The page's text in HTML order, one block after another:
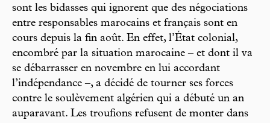
sont les bidasses qui ignorent que des négociations
entre responsables marocains et français sont en
cours depuis la fin août. En effet, l’État colonial,
encombré par la situation marocaine – et dont il va
se débarrasser en novembre en lui accordant
l’indépendance –, a décidé de tourner ses forces
contre le soulèvement algérien qui a débuté un an
auparavant. Les troufions refusent de monter dans